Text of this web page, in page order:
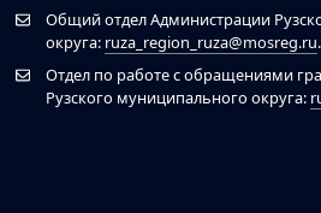
Общий отдел Администрации
округа: ruza_region_ruza@mosreg.ru.
Отдел по работе с обращениями
Рузского муниципального округа: